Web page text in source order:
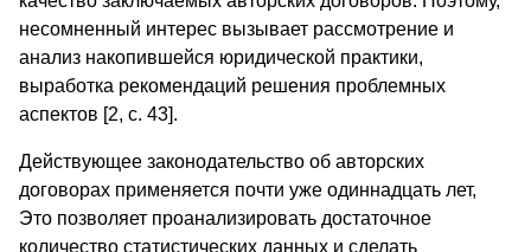
несомненный интерес вызывает рассмотрение и
анализ накопившейся юридической практики,
выработка рекомендаций решения проблемных
аспектов [2, c. 43].
Действующее законодательство об авторских
договорах применяется почти уже одиннадцать лет,
Это позволяет проанализировать достаточное
количество статистических данных и сделать